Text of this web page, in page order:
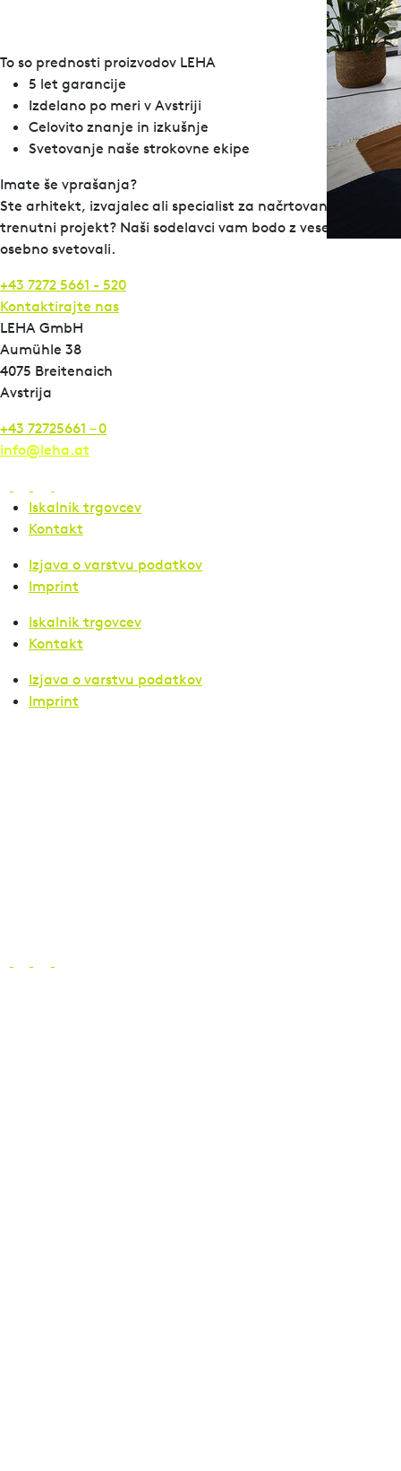
To so prednosti proizvodov LEHA
5 let garancije
Izdelano po meri v Avstriji
Celovito znanje in izkušnje
Svetovanje naše strokovne ekipe
Imate še vprašanja?
Ste arhitekt, izvajalec ali specialist za načrtovanje in imate
trenutni projekt? Naši sodelavci vam bodo z veseljem
osebno svetovali.
+43 7272 5661 - 520
Kontaktirajte nas
LEHA GmbH
Aumühle 38
4075 Breitenaich
Avstrija
+43 72725661 – 0
info@leha.at
Iskalnik trgovcev
Kontakt
Izjava o varstvu podatkov
Imprint
Iskalnik trgovcev
Kontakt
Izjava o varstvu podatkov
Imprint